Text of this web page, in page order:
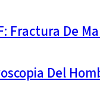
Fractura De
Del